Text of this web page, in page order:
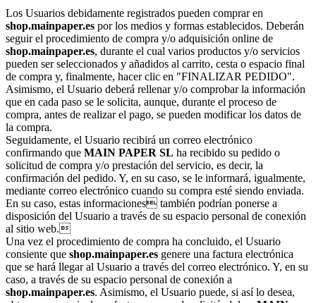
Los Usuarios debidamente registrados pueden comprar en
shop.mainpaper.es por los medios y formas establecidos. Deberán
seguir el procedimiento de compra y/o adquisición online de
shop.mainpaper.es, durante el cual varios productos y/o servicios
pueden ser seleccionados y añadidos al carrito, cesta o espacio final
de compra y, finalmente, hacer clic en "FINALIZAR PEDIDO".
Asimismo, el Usuario deberá rellenar y/o comprobar la información
que en cada paso se le solicita, aunque, durante el proceso de
compra, antes de realizar el pago, se pueden modificar los datos de
la compra.
Seguidamente, el Usuario recibirá un correo electrónico
confirmando que MAIN PAPER SL ha recibido su pedido o
solicitud de compra y/o prestación del servicio, es decir, la
confirmación del pedido. Y, en su caso, se le informará, igualmente,
mediante correo electrónico cuando su compra esté siendo enviada.
En su caso, estas informaciones también podrían ponerse a
disposición del Usuario a través de su espacio personal de conexión
al sitio web.
Una vez el procedimiento de compra ha concluido, el Usuario
consiente que shop.mainpaper.es genere una factura electrónica
que se hará llegar al Usuario a través del correo electrónico. Y, en su
caso, a través de su espacio personal de conexión a
shop.mainpaper.es. Asimismo, el Usuario puede, si así lo desea,